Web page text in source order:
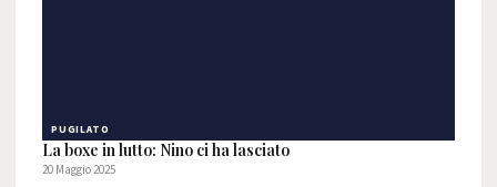
PUGILATO
La boxe in lutto: Nino ci ha lasciato
20 Maggio 2025